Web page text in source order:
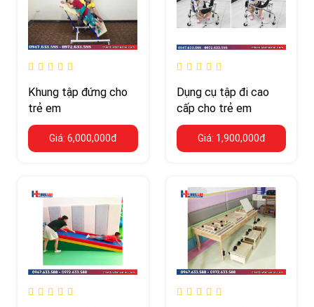
Khung tập đứng cho
trẻ em
Giá: 6,000,000đ
Dụng cụ tập đi cao
cấp cho trẻ em
Giá: 1,900,000đ